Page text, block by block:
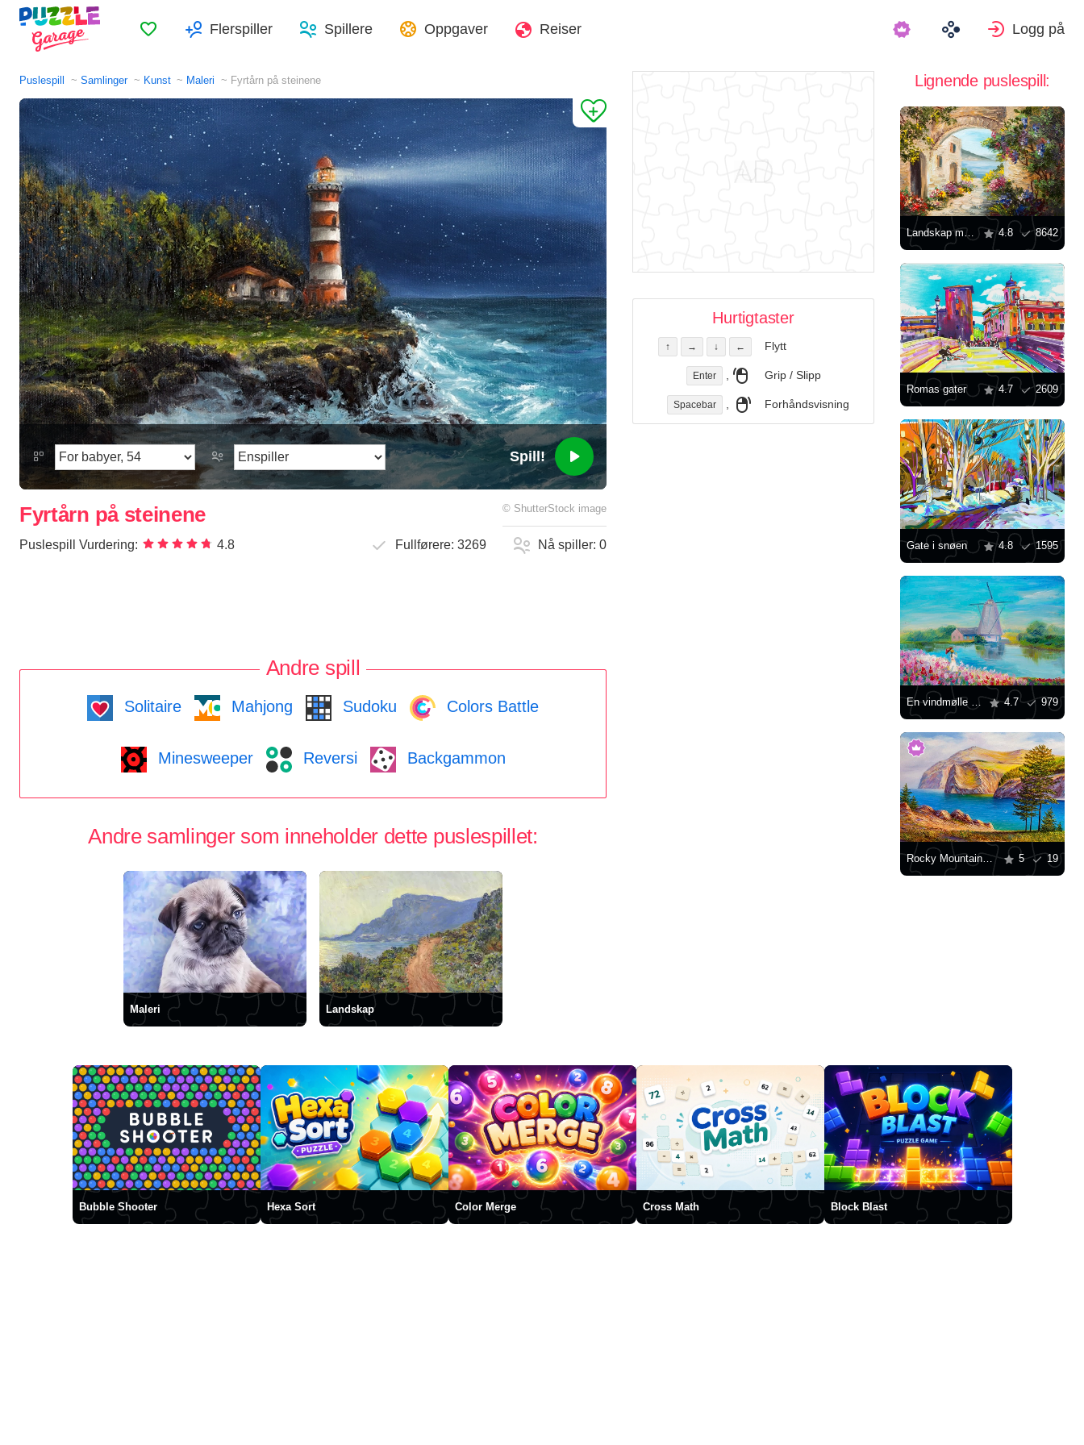
FavoritterFlerspiller Spillere Oppgaver Reiser Logg på
Puslespill Samlinger Kunst Maleri Fyrtårn på steinene
Spill!
Fyrtårn på steinene © ShutterStock image
Puslespill Vurdering: 4.8 Fullførere:3269 Nå spiller:0
Andre spill
Solitaire Mahjong Sudoku Colors Battle
Minesweeper Reversi Backgammon
Andre samlinger som inneholder dette puslespillet:
Maleri Landskap
Hurtigtaster
↑ → ↓ ← Flytt
Enter , Grip / Slipp
Spacebar , Forhåndsvisning
Lignende puslespill:
Landskap med et hus ved sjøen 4.8 8642
Romas gater 4.7 2609
Gate i snøen 4.8 1595
En vindmølle ved elvebredden 4.7 979
Rocky Mountains ved vannet 5 19
Bubble Shooter Hexa Sort Color Merge Cross Math Block Blast